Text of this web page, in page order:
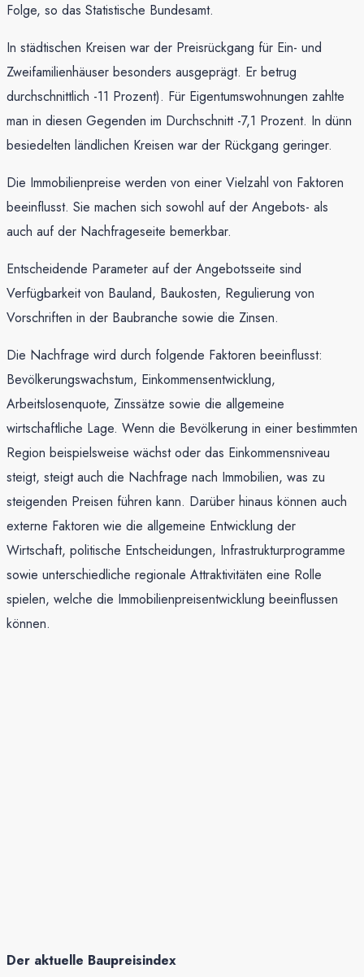
Folge, so das Statistische Bundesamt.
In städtischen Kreisen war der Preisrückgang für Ein- und
Zweifamilienhäuser besonders ausgeprägt. Er betrug
durchschnittlich -11 Prozent). Für Eigentumswohnungen zahlte
man in diesen Gegenden im Durchschnitt -7,1 Prozent. In dünn
besiedelten ländlichen Kreisen war der Rückgang geringer.
Die Immobilienpreise werden von einer Vielzahl von Faktoren
beeinflusst. Sie machen sich sowohl auf der Angebots- als
auch auf der Nachfrageseite bemerkbar.
Entscheidende Parameter auf der Angebotsseite sind
Verfügbarkeit von Bauland, Baukosten, Regulierung von
Vorschriften in der Baubranche sowie die Zinsen.
Die Nachfrage wird durch folgende Faktoren beeinflusst:
Bevölkerungswachstum, Einkommensentwicklung,
Arbeitslosenquote, Zinssätze sowie die allgemeine
wirtschaftliche Lage. Wenn die Bevölkerung in einer bestimmten
Region beispielsweise wächst oder das Einkommensniveau
steigt, steigt auch die Nachfrage nach Immobilien, was zu
steigenden Preisen führen kann. Darüber hinaus können auch
externe Faktoren wie die allgemeine Entwicklung der
Wirtschaft, politische Entscheidungen, Infrastrukturprogramme
sowie unterschiedliche regionale Attraktivitäten eine Rolle
spielen, welche die Immobilienpreisentwicklung beeinflussen
können.
Der aktuelle Baupreisindex